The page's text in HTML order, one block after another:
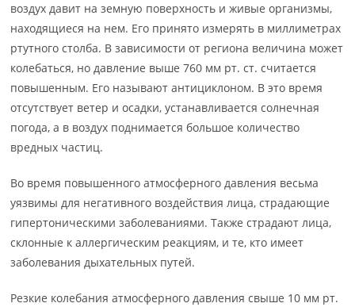
воздух давит на земную поверхность и живые организмы,
находящиеся на нем. Его принято измерять в миллиметрах
ртутного столба. В зависимости от региона величина может
колебаться, но давление выше 760 мм рт. ст. считается
повышенным. Его называют антициклоном. В это время
отсутствует ветер и осадки, устанавливается солнечная
погода, а в воздух поднимается большое количество
вредных частиц.
Во время повышенного атмосферного давления весьма
уязвимы для негативного воздействия лица, страдающие
гипертоническими заболеваниями. Также страдают лица,
склонные к аллергическим реакциям, и те, кто имеет
заболевания дыхательных путей.
Резкие колебания атмосферного давления свыше 10 мм рт.